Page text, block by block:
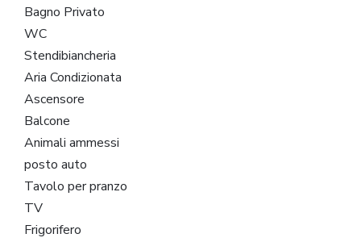
Bagno Privato
WC
Stendibiancheria
Aria Condizionata
Ascensore
Balcone
Animali ammessi
posto auto
Tavolo per pranzo
TV
Frigorifero